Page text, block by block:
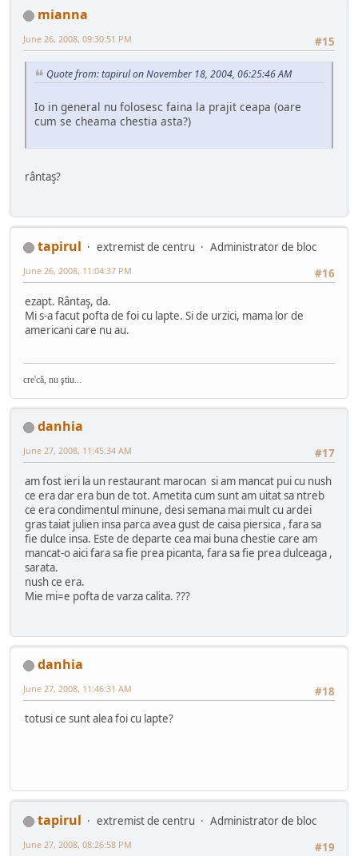
mianna
#15
June 26, 2008, 09:30:51 PM
Quote from: tapirul on November 18, 2004, 06:25:46 AM
Io in general nu folosesc faina la prajit ceapa (oare
cum se cheama chestia asta?)
rântaş?
tapirul extremist de centru
Administrator de bloc
#16
June 26, 2008, 11:04:37 PM
ezapt. Rântaş, da.
Mi s-a facut pofta de foi cu lapte. Si de urzici, mama lor de
americani care nu au.
cre'că, nu ştiu...
danhia
#17
June 27, 2008, 11:45:34 AM
am fost ieri la un restaurant marocan si am mancat pui cu nush
ce era dar era bun de tot. Ametita cum sunt am uitat sa ntreb
ce era condimentul minune, desi semana mai mult cu ardei
gras taiat julien insa parca avea gust de caisa piersica , fara sa
fie dulce insa. Este de departe cea mai buna chestie care am
mancat-o aici fara sa fie prea picanta, fara sa fie prea dulceaga ,
sarata.
nush ce era.
Mie mi=e pofta de varza calita. ???
danhia
#18
June 27, 2008, 11:46:31 AM
totusi ce sunt alea foi cu lapte?
tapirul extremist de centru
Administrator de bloc
#19
June 27, 2008, 08:26:58 PM